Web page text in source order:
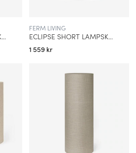
ECLIPSE SHORT LAMPSKÄRM CURRY
FERM LIVING
ECLIPSE SHORT LAMPSKÄRM NATUR
1 559 kr